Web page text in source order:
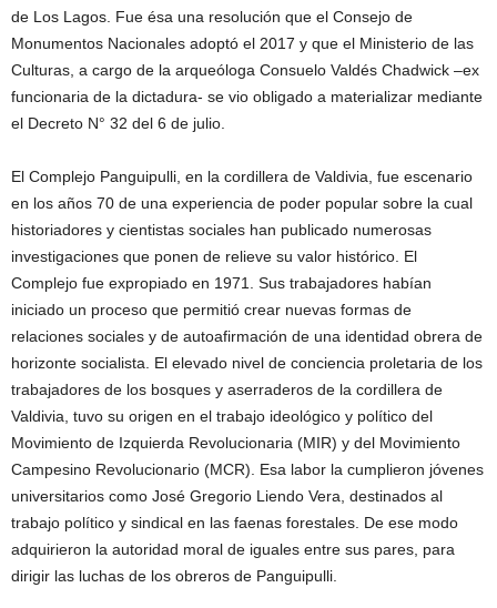
de Los Lagos. Fue ésa una resolución que el Consejo de
Monumentos Nacionales adoptó el 2017 y que el Ministerio de las
Culturas, a cargo de la arqueóloga Consuelo Valdés Chadwick –ex
funcionaria de la dictadura- se vio obligado a materializar mediante
el Decreto N° 32 del 6 de julio.
El Complejo Panguipulli, en la cordillera de Valdivia, fue escenario
en los años 70 de una experiencia de poder popular sobre la cual
historiadores y cientistas sociales han publicado numerosas
investigaciones que ponen de relieve su valor histórico. El
Complejo fue expropiado en 1971. Sus trabajadores habían
iniciado un proceso que permitió crear nuevas formas de
relaciones sociales y de autoafirmación de una identidad obrera de
horizonte socialista. El elevado nivel de conciencia proletaria de los
trabajadores de los bosques y aserraderos de la cordillera de
Valdivia, tuvo su origen en el trabajo ideológico y político del
Movimiento de Izquierda Revolucionaria (MIR) y del Movimiento
Campesino Revolucionario (MCR). Esa labor la cumplieron jóvenes
universitarios como José Gregorio Liendo Vera, destinados al
trabajo político y sindical en las faenas forestales. De ese modo
adquirieron la autoridad moral de iguales entre sus pares, para
dirigir las luchas de los obreros de Panguipulli.